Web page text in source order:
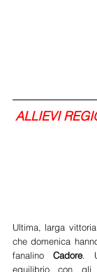
ALLIEVI
Ultima, larga
che domenica
fanalino Cadore.
equilibrio con gli